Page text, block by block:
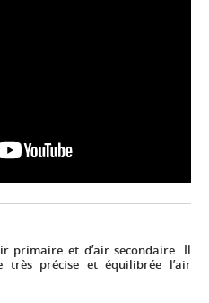
primaire et d’air secondaire. Il
très précise et équilibrée l’air